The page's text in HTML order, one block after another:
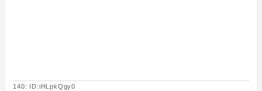
140: ID:iHLpkQgy0